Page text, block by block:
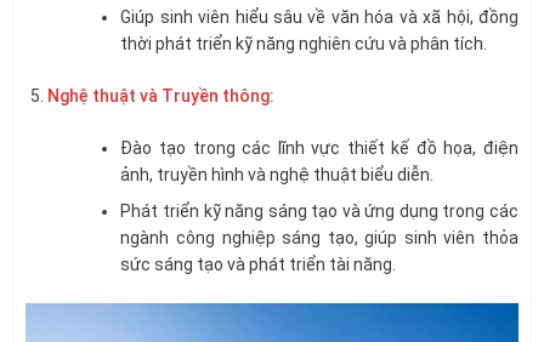
Giúp sinh viên hiểu sâu về văn hóa và xã hội, đồng
thời phát triển kỹ năng nghiên cứu và phân tích.
Nghệ thuật và Truyền thông:
Đào tạo trong các lĩnh vực thiết kế đồ họa, điện
ảnh, truyền hình và nghệ thuật biểu diễn.
Phát triển kỹ năng sáng tạo và ứng dụng trong các
ngành công nghiệp sáng tạo, giúp sinh viên thỏa
sức sáng tạo và phát triển tài năng.